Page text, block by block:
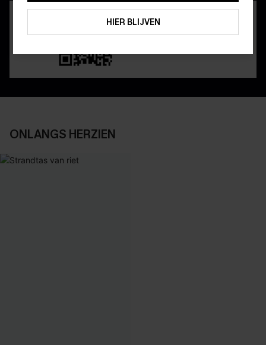
ONLANGS HERZIEN
HIER BLIJVEN
ABONNEREN